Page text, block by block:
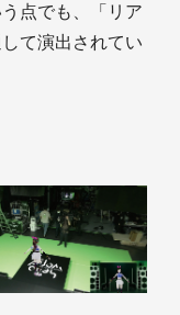
点でも、「リア
て演出されてい